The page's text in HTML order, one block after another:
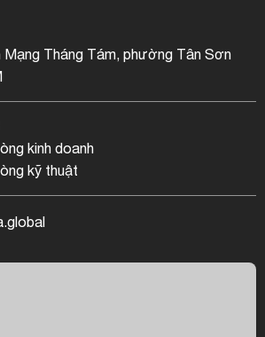
Mạng Tháng Tám, phường Tân Sơn
kinh doanh
kỹ thuật